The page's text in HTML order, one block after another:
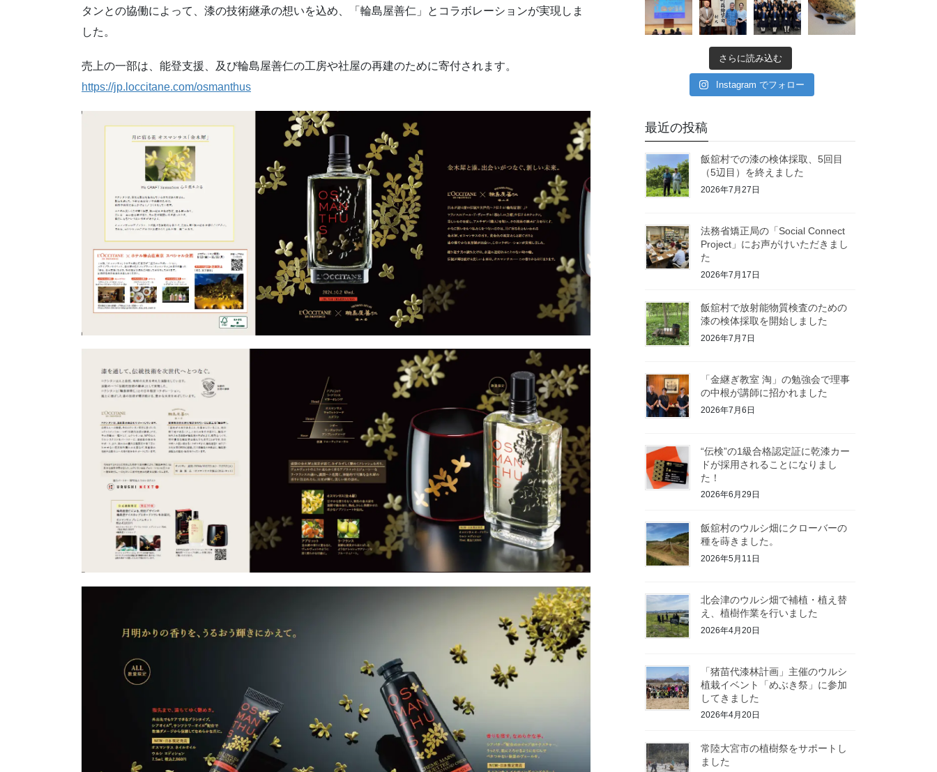
タンとの協働によって、漆の技術継承の想いを込め、「輪島屋善仁」とコラボレーションが実現しま
した。
売上の一部は、能登支援、及び輪島屋善仁の工房や社屋の再建のために寄付されます。
https://jp.loccitane.com/osmanthus
さらに読み込む
Instagram でフォロー
最近の投稿
飯舘村での漆の検体採取、5回目
（5辺目）を終えました
2026年7月27日
法務省矯正局の「Social Connect
Project」にお声がけいただきまし
た
2026年7月17日
飯舘村で放射能物質検査のための
漆の検体採取を開始しました
2026年7月7日
「金継ぎ教室 淘」の勉強会で理事
の中根が講師に招かれました
2026年7月6日
“伝検”の1級合格認定証に乾漆カー
ドが採用されることになりまし
た！
2026年6月29日
飯舘村のウルシ畑にクローバーの
種を蒔きました。
2026年5月11日
北会津のウルシ畑で補植・植え替
え、植樹作業を行いました
2026年4月20日
「猪苗代漆林計画」主催のウルシ
植栽イベント「めぶき祭」に参加
してきました
2026年4月20日
常陸大宮市の植樹祭をサポートし
ました